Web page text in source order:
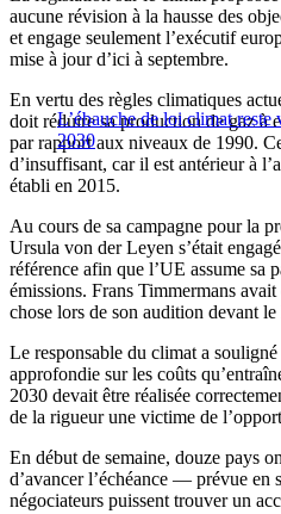
aucune révision à la hausse des
et engage seulement l’exécutif
mise à jour d’ici à septembre.
L’ébauche de loi climat reste
2030
En vertu des règles climatiques
doit réduire sa production de gaz à
par rapport aux niveaux de 1990.
d’insuffisant, car il est antérieur à
établi en 2015.
Au cours de sa campagne pour la
Ursula von der Leyen s’était
référence afin que l’UE assume sa
émissions. Frans Timmermans
chose lors de son audition devant le
Le responsable du climat a souligné
approfondie sur les coûts
2030 devait être réalisée
de la rigueur une victime de
En début de semaine, douze pays
d’avancer l’échéance — prévue
négociateurs puissent trouver un